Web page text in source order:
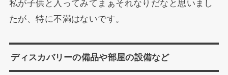
私が子供と入ってみてまぁそれなりだなと思いまし
たが、特に不満はないです。
ディスカバリーの備品や部屋の設備など